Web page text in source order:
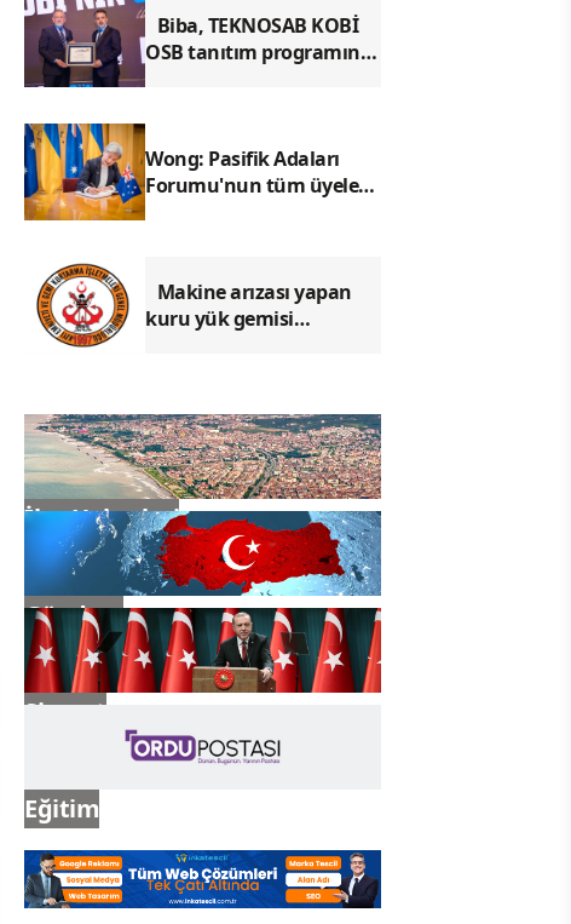
Biba, TEKNOSAB KOBİ
OSB tanıtım programına
Wong: Pasifik Adaları
Forumu'nun tüm üyeleri
Makine arızası yapan
kuru yük gemisi
İlçe Haberleri
Gündem
Siyaset
Eğitim